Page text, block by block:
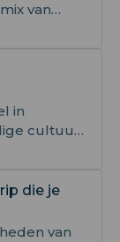
van
in
cultuur,
die je
van